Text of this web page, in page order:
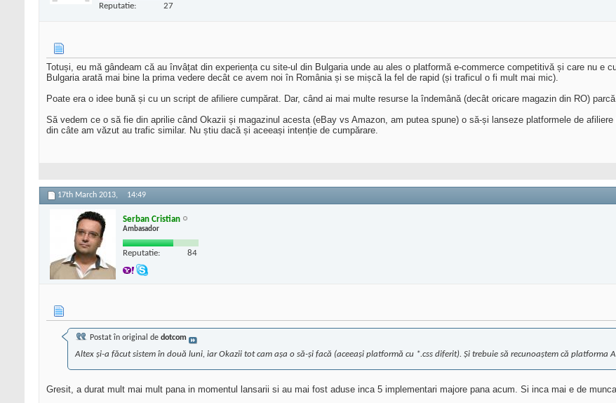
Reputatie: 27
Totuși, eu mă gândeam că au învâțat din experiența cu site-ul din Bulgaria unde au ales o platformă e-commerce competitivă și care nu e
Bulgaria arată mai bine la prima vedere decât ce avem noi în România și se mișcă la fel de rapid (și traficul o fi mult mai mic).
Poate era o idee bună și cu un script de afiliere cumpărat. Dar, când ai mai multe resurse la îndemână (decât oricare magazin din RO)
Să vedem ce o să fie din aprilie când Okazii și magazinul acesta (eBay vs Amazon, am putea spune) o să-și lanseze platformele de
din câte am văzut au trafic similar. Nu știu dacă și aceeași intenție de cumpărare.
17th March 2013, 14:49
Serban Cristian
Ambasador
Reputatie: 84
Postat în original de dotcom
Altex și-a făcut sistem în două luni, iar Okazii tot cam așa o să-și facă (aceeași platformă cu *.css diferit). Și trebuie să recunoaștem că
Gresit, a durat mult mai mult pana in momentul lansarii si au mai fost aduse inca 5 implementari majore pana acum. Si inca mai e de